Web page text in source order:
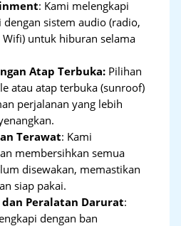
: Kami melengkapi
dengan sistem audio (radio,
Wifi) untuk hiburan selama
Atap Terbuka: Pilihan
atau atap terbuka (sunroof)
perjalanan yang lebih
Terawat: Kami
membersihkan semua
disewakan, memastikan
siap pakai.
dan Peralatan Darurat:
dengan ban